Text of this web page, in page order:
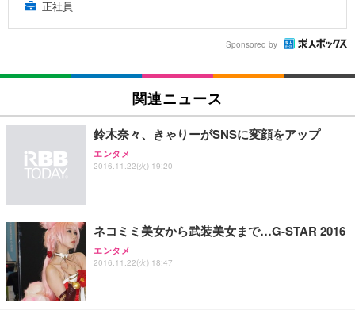
正社員
Sponsored by
関連ニュース
鈴木奈々、きゃりーがSNSに変顔をアップ
エンタメ
2016.11.22(火) 19:20
ネコミミ美女から武装美女まで…G-STAR 2016
エンタメ
2016.11.22(火) 18:47